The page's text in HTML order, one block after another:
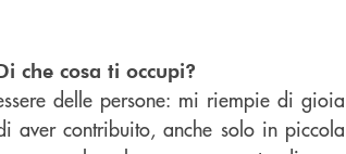
che cosa ti occupi?
delle persone: mi riempie di gioia
aver contribuito, anche solo in piccola